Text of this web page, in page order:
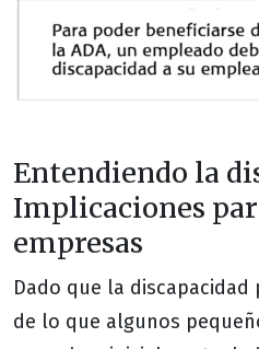
Entendiendo la
Implicaciones
empresas
Dado que la discapacidad
de lo que algunos